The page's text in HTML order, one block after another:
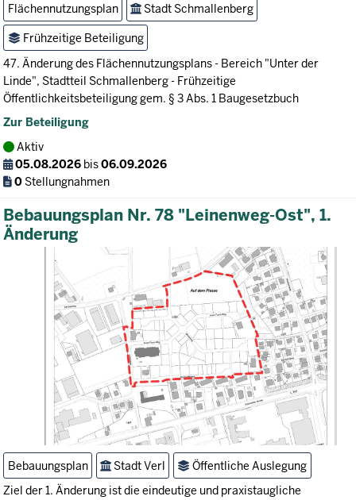
Flächennutzungsplan Stadt Schmallenberg
Frühzeitige Beteiligung
47. Änderung des Flächennutzungsplans - Bereich "Unter der
Linde", Stadtteil Schmallenberg - Frühzeitige
Öffentlichkeitsbeteiligung gem. § 3 Abs. 1 Baugesetzbuch
Zur Beteiligung
Aktiv
05.08.2026 bis06.09.2026
0 Stellungnahmen
Bebauungsplan Nr. 78 "Leinenweg-Ost", 1.
Änderung
Bebauungsplan Stadt Verl
Öffentliche Auslegung
Ziel der 1. Änderung ist die eindeutige und praxistaugliche